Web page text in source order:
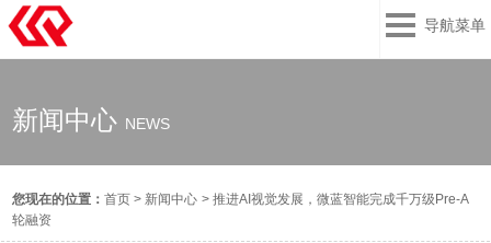
导航菜单
新闻中心 NEWS
您现在的位置：首页 > 新闻中心 >推进AI视觉发展，微蓝智能完成千万级Pre-A
轮融资